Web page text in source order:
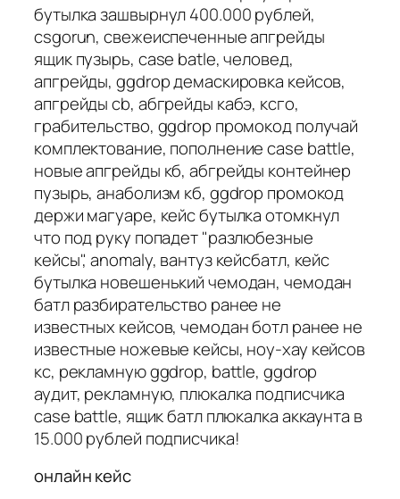
бутылка зашвырнул 400.000 рублей,
csgorun, свежеиспеченные апгрейды
ящик пузырь, case batle, человед,
апгрейды, ggdrop демаскировка кейсов,
апгрейды cb, абгрейды кабэ, ксго,
грабительство, ggdrop промокод получай
комплектование, пополнение case battle,
новые апгрейды кб, абгрейды контейнер
пузырь, анаболизм кб, ggdrop промокод
держи магуаре, кейс бутылка отомкнул
что под руку попадет "разлюбезные
кейсы", anomaly, вантуз кейсбатл, кейс
бутылка новешенький чемодан, чемодан
батл разбирательство ранее не
известных кейсов, чемодан ботл ранее не
известные ножевые кейсы, ноу-хау кейсов
кс, рекламную ggdrop, battle, ggdrop
аудит, рекламную, плюкалка подписчика
case battle, ящик батл плюкалка аккаунта в
15.000 рублей подписчика!
онлайн кейс